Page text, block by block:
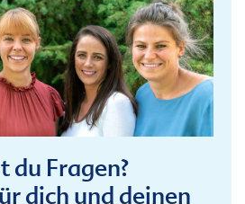
du Fragen?
dich und deinen